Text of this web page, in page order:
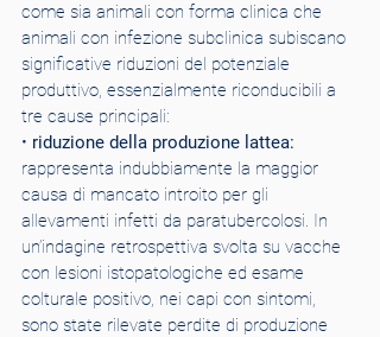
come sia animali con forma clinica che
animali con infezione subclinica subiscano
significative riduzioni del potenziale
produttivo, essenzialmente riconducibili a
tre cause principali:
• riduzione della produzione lattea:
rappresenta indubbiamente la maggior
causa di mancato introito per gli
allevamenti infetti da paratubercolosi. In
un’indagine retrospettiva svolta su vacche
con lesioni istopatologiche ed esame
colturale positivo, nei capi con sintomi,
sono state rilevate perdite di produzione